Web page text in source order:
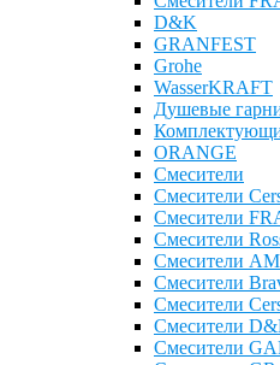
D&K
GRANFEST
Grohe
WasserKRAFT
Душевые
ОRANGE
Смесители
Смесители
Смесители
Смесители
Смесители
Смесители
Смесители
Смесители
Смесители